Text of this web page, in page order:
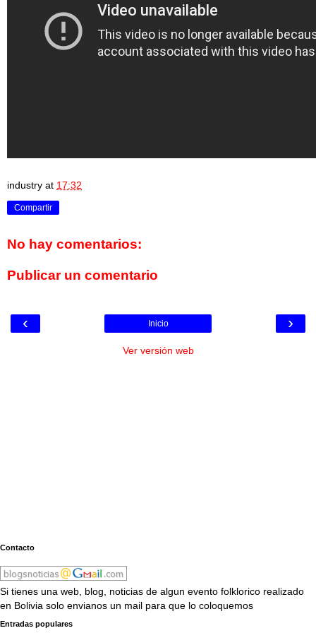
industry at 17:32
Compartir
No hay comentarios:
Publicar un comentario
‹ ›
Inicio
Ver versión web
Contacto
Si tienes una web, blog, noticias de algun evento folklorico realizado
en Bolivia solo envianos un mail para que lo coloquemos
Entradas populares